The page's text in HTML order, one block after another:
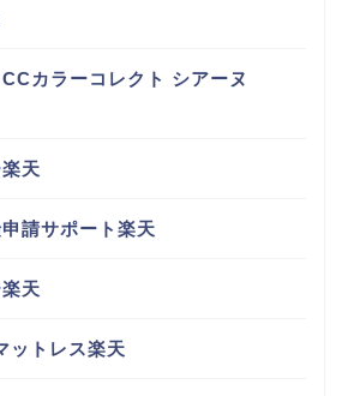
カラーコレクト シアーヌ
天
請サポート楽天
天
ットレス楽天